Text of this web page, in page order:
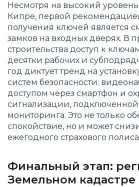
Несмотря на высокий уровень
Кипре, первой
получения ключей является
замков на входных дверях. В
строительства доступ к
десятки рабочих и
год диктует тренд на
систем безопасности:
доступом через смартфон и
сигнализации, подключенной
мониторинга. Это не только
спокойствие, но и может
ежегодного страхового
Финальный этап:
Земельном кадастре